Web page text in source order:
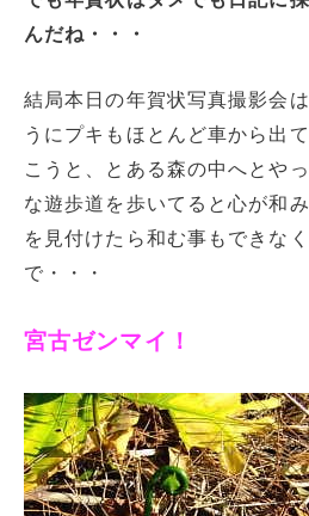
んだね・・・
結局本日の年賀状写真撮影会
うにプキもほとんど車から出
こうと、とある森の中へとや
な遊歩道を歩いてると心が和
を見付けたら和む事もできな
で・・・
宮古ゼンマイ！